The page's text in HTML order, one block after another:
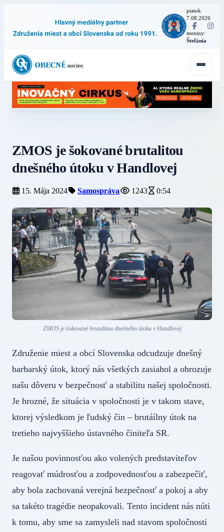
piatok
7.08.2026
·
meniny:
Štefánia
ZMOS je šokované brutalitou
dnešného útoku v Handlovej
15. Mája 2024 Samospráva 1243 0:54
ZMOS je šokované brutalitou dnešného útoku v Handlovej
Združenie miest a obcí Slovenska odcudzuje dnešný
barbarský útok, ktorý nás všetkých zasiahol a ohrozuje
našu dôveru v bezpečnosť a stabilitu našej spoločnosti.
Je hrozné, že situácia v spoločnosti je v takom stave,
ktorej výsledkom je ľudský čin – brutáílny útok na
tretieho najvyššieho ústavného činiteľa SR.
Je našou povinnosťou ako volených predstaviteľov
reagovať múdrosťou a zodpovednosťou a zabezpečiť,
aby bola zachovaná verejná bezpečnosť a pokoj a aby
sa takéto tragédie neopakovali. Tento incident nás núti
k tomu, aby sme sa zamysleli nad stavom spoločnosti